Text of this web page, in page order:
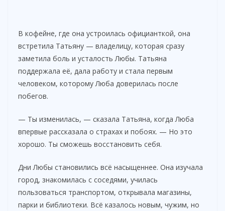
В кофейне, где она устроилась официанткой, она
встретила Татьяну — владелицу, которая сразу
заметила боль и усталость Любы. Татьяна
поддержала её, дала работу и стала первым
человеком, которому Люба доверилась после
побегов.
— Ты изменилась, — сказала Татьяна, когда Люба
впервые рассказала о страхах и побоях. — Но это
хорошо. Ты сможешь восстановить себя.
Дни Любы становились всё насыщеннее. Она изучала
город, знакомилась с соседями, училась
пользоваться транспортом, открывала магазины,
парки и библиотеки. Всё казалось новым, чужим, но